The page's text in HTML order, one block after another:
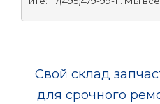
Свой склад
для срочного